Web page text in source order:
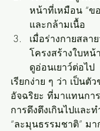
หน้าที่เหมือน “ข
และกล้ามเนื้อ
เมื่อร่างกายสลา
โครงสร้างใบหน้
ดูอ่อนเยาว์ต่อไป
เรียกง่าย ๆ ว่า เป็นตั
อัจฉริยะ ที่มาแทนกา
การดึงตึงเกินไปและ
“ละมุนธรรมชาติ” มา